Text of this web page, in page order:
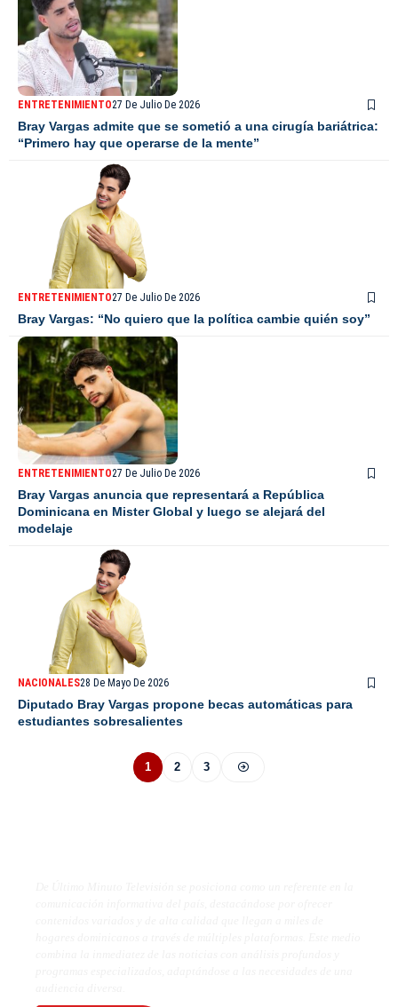
ENTRETENIMIENTO27 De Julio De 2026
Bray Vargas admite que se sometió a una cirugía bariátrica:
“Primero hay que operarse de la mente”
ENTRETENIMIENTO27 De Julio De 2026
Bray Vargas: “No quiero que la política cambie quién soy”
ENTRETENIMIENTO27 De Julio De 2026
Bray Vargas anuncia que representará a República
Dominicana en Mister Global y luego se alejará del
modelaje
NACIONALES28 De Mayo De 2026
Diputado Bray Vargas propone becas automáticas para
estudiantes sobresalientes
1 2 3